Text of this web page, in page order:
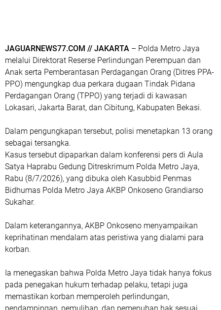
JAGUARNEWS77.COM // JAKARTA – Polda Metro Jaya
melalui Direktorat Reserse Perlindungan Perempuan dan
Anak serta Pemberantasan Perdagangan Orang (Ditres PPA-
PPO) mengungkap dua perkara dugaan Tindak Pidana
Perdagangan Orang (TPPO) yang terjadi di kawasan
Lokasari, Jakarta Barat, dan Cibitung, Kabupaten Bekasi.
Dalam pengungkapan tersebut, polisi menetapkan 13 orang
sebagai tersangka.
‎Kasus tersebut dipaparkan dalam konferensi pers di Aula
Satya Haprabu Gedung Ditreskrimum Polda Metro Jaya,
Rabu (8/7/2026), yang dibuka oleh Kasubbid Penmas
Bidhumas Polda Metro Jaya AKBP Onkoseno Grandiarso
Sukahar.
Dalam keterangannya, AKBP Onkoseno menyampaikan
keprihatinan mendalam atas peristiwa yang dialami para
korban.
Ia menegaskan bahwa Polda Metro Jaya tidak hanya fokus
pada penegakan hukum terhadap pelaku, tetapi juga
memastikan korban memperoleh perlindungan,